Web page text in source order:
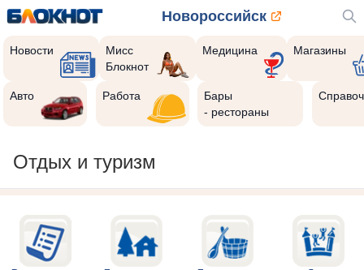
Новороссийск
Новости
Мисс
Блокнот
Медицина Магазины
Авто Работа
Бары
- рестораны
Отдых и туризм